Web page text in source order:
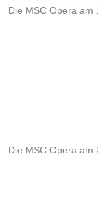
Die MSC Opera am
Die MSC Opera am